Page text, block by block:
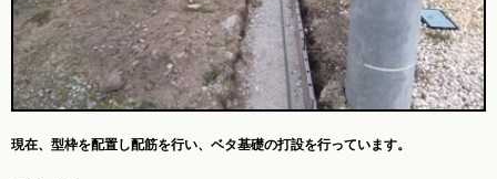
現在、型枠を配置し配筋を行い、ベタ基礎の打設を行っています。